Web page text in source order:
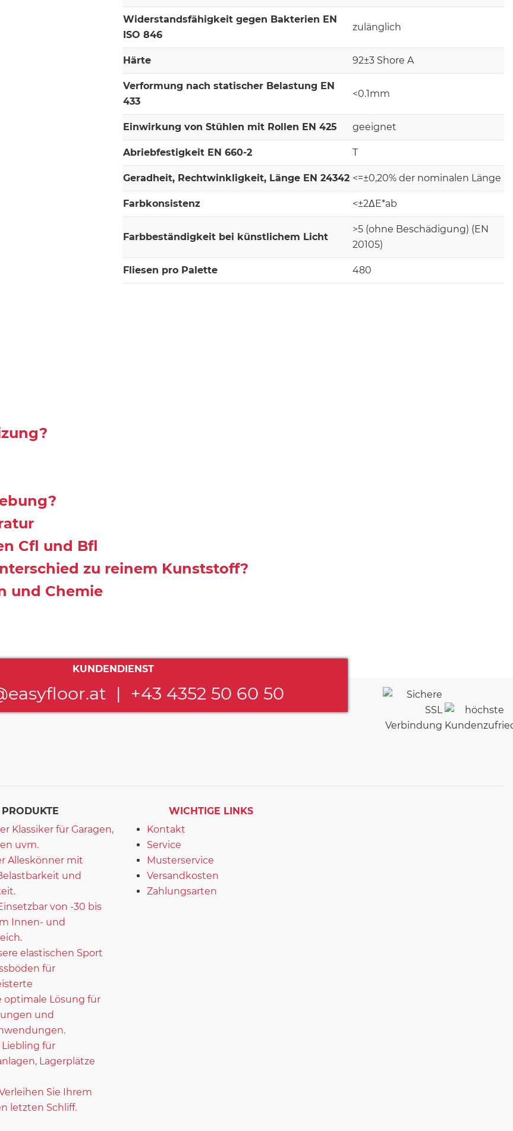
Widerstandsfähigkeit gegen Bakterien EN
ISO 846
zulänglich
Härte 92±3 Shore A
Verformung nach statischer Belastung EN
433
<0.1mm
Einwirkung von Stühlen mit Rollen EN 425 geeignet
Abriebfestigkeit EN 660-2 T
Geradheit, Rechtwinkligkeit, Länge EN 24342 <=±0,20% der nominalen Länge
Farbkonsistenz <±2ΔE*ab
Farbbeständigkeit bei künstlichem Licht
>5 (ohne Beschädigung) (EN
20105)
Fliesen pro Palette 480
Cfl und Bfl
zu reinem Kunststoff?
und Chemie
KUNDENDIENST
| +43 4352 50 60 50
Klassiker für Garagen,
uvm.
Alleskönner mit
und
von -30 bis
Innen- und
elastischen Sport
für
optimale Lösung für
und
Liebling für
Lagerplätze
Sie Ihrem
letzten Schliff.
WICHTIGE LINKS
Kontakt
Service
Musterservice
Versandkosten
Zahlungsarten